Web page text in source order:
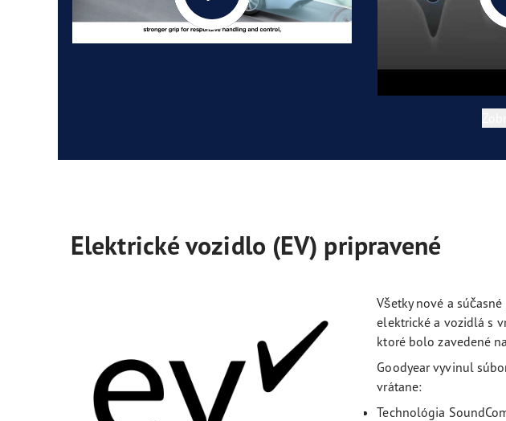
Elektrické vozidlo (EV) pripravené
Všetky nové a
elektrické a vozidlá s
ktoré bolo zavedené
Goodyear vyvinul
vrátane:
Technológia